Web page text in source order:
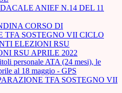
ANIEF N.14 DEL 11
CORSO DI
TFA SOSTEGNO VII CICLO
ELEZIONI RSU
RSU APRILE 2022
personale ATA (24 mesi), le
al 18 maggio - GPS
TFA SOSTEGNO VII